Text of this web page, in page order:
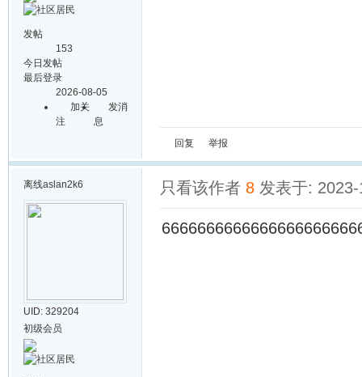
发帖
153
今日发帖
最后登录
2026-08-05
加关
注
发消
息
回复 举报
离线aslan2k6
UID: 329204
初级会员
只看该作者 8 发表于: